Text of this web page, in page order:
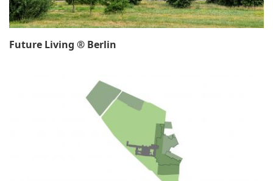
Future Living ® Berlin